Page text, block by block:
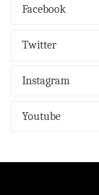
Facebook
Twitter
Instagram
Youtube